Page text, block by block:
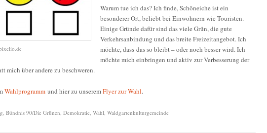
Warum tue ich das? Ich finde, Schöneiche ist ein
besonderer Ort, beliebt bei Einwohnern wie Touristen.
Einige Gründe dafür sind das viele Grün, die gute
Verkehrsanbindung und das breite Freizeitangebot. Ich
möchte, dass das so bleibt – oder noch besser wird. Ich
möchte mich einbringen und aktiv zur Verbesserung der
mich über andere zu beschweren.
Wahlprogramm und hier zu unseremFlyer zur Wahl.
Bündnis 90/Die Grünen Demokratie Wahl Waldgartenkulturgemeinde